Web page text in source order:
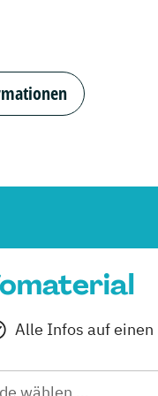
Alle Infos auf einen